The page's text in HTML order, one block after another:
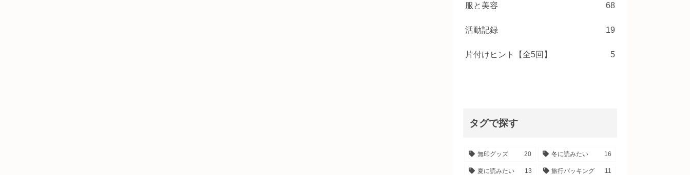
服と美容 68
活動記録 19
片付けヒント【全5回】 5
タグで探す
無印グッズ 20 冬に読みたい 16
夏に読みたい 13 旅行パッキング 11